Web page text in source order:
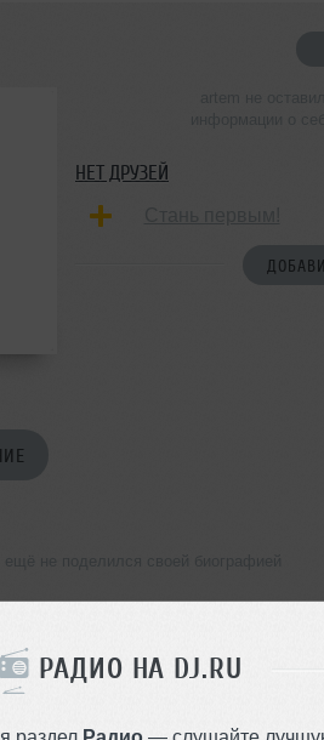
РАДИО НА DJ.RU
раздел Радио — слушайте
НЕТ ДРУЗЕЙ